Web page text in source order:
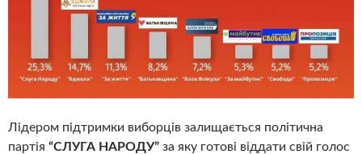
Лідером підтримки виборців залищається політична
партія “СЛУГА НАРОДУ” за яку готові віддати свій голос